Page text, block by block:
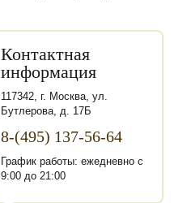
Контактная
информация
117342, г. Москва, ул.
Бутлерова, д. 17Б
8-(495) 137-56-64
График работы: ежедневно с
9:00 до 21:00